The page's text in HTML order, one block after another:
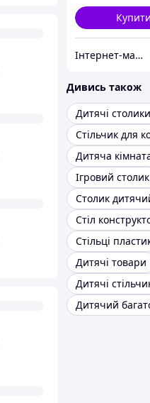
Купити
Інтернет-магазин "Казковий світ"
Дивись також
Стільчик для
Дитяча
Ігровий столик
Стіл
Дитячі товари